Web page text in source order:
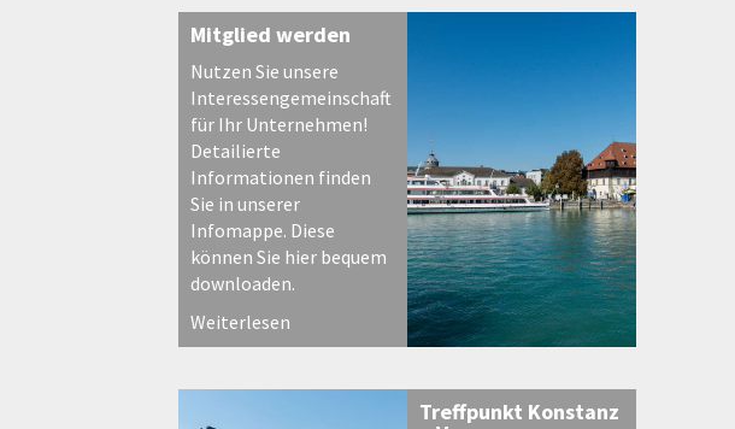
Mitglied werden
Nutzen Sie unsere
Interessengemeinschaft
für Ihr Unternehmen!
Detailierte
Informationen finden
Sie in unserer
Infomappe. Diese
können Sie hier bequem
downloaden.
Weiterlesen
Treffpunkt Konstanz